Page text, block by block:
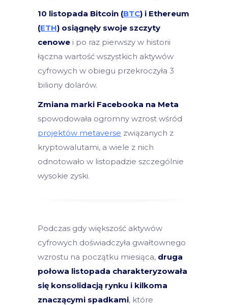
10 listopada Bitcoin (BTC) i Ethereum
(ETH) osiągnęły swoje szczyty
cenowe i po raz pierwszy w historii
łączna wartość wszystkich aktywów
cyfrowych w obiegu przekroczyła 3
biliony dolarów.
Zmiana marki Facebooka na Meta
spowodowała ogromny wzrost wśród
projektów metaverse związanych z
kryptowalutami, a wiele z nich
odnotowało w listopadzie szczególnie
wysokie zyski.
Podczas gdy większość aktywów
cyfrowych doświadczyła gwałtownego
wzrostu na początku miesiąca, druga
połowa listopada charakteryzowała
się konsolidacją rynku i kilkoma
znaczącymi spadkami, które